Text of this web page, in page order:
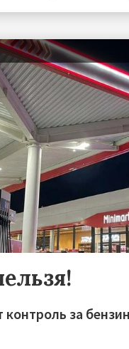
контроль за